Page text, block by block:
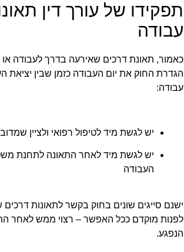
תפקידו של עורך דין
עבודה
כאמור, תאונת דרכים שאירעה בדרך לעבודה
הגדרת החוק את יום העבודה כזמן שבין
עבודה:
יש לגשת מיד לטיפול רפואי ולציין
יש לגשת מיד לאחר התאונה לתחנת
העבודה
ישנם סייגים שונים בחוק בקשר לתאונות
לפנות מוקדם ככל האפשר – רצוי ממש לאחר
הנפגע.